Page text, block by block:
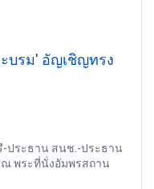
ะบรม' อัญเชิญทรง
-ประธาน สนช.-ประธาน
ณ พระที่นั่งอัมพรสถาน